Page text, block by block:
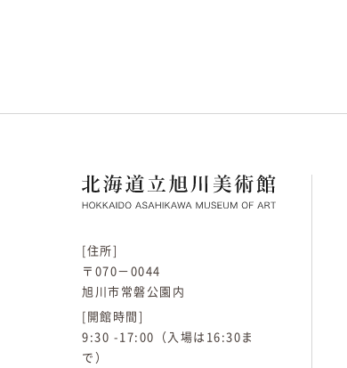
[住所]
〒070－0044
旭川市常磐公園内
[開館時間]
9:30 -17:00（入場は16:30ま
で）